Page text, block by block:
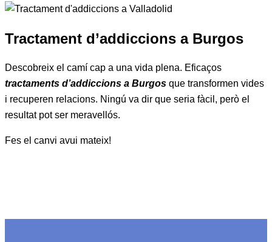
Tractament d’addiccions a Burgos
Descobreix el camí cap a una vida plena. Eficaços
tractaments d’addiccions a Burgos que transformen vides
i recuperen relacions. Ningú va dir que seria fàcil, però el
resultat pot ser meravellós.
Fes el canvi avui mateix!